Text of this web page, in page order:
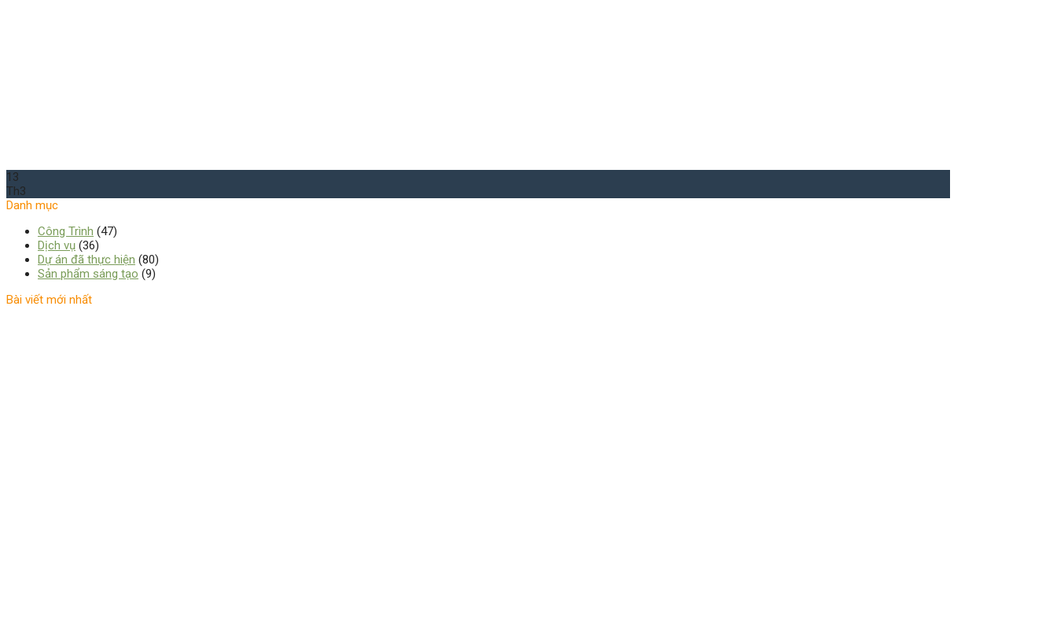
13
Th3
Danh mục
Công Trình (47)
Dịch vụ (36)
Dự án đã thực hiện (80)
Sản phẩm sáng tạo (9)
Bài viết mới nhất